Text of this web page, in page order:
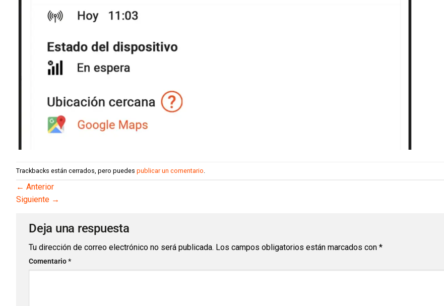
Trackbacks están cerrados, pero puedes publicar un comentario
← Anterior
Siguiente →
Deja una respuesta
Tu dirección de correo electrónico no será publicada. Los campos obligatorios están marcados con *
Comentario*